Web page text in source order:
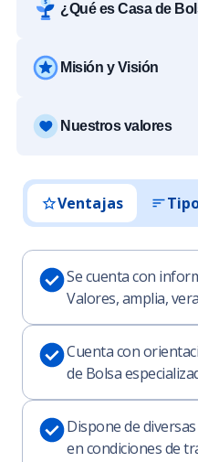
¿Qué es Casa de
Misión y Visión
Nuestros valores
Ventajas
Se cuenta con
Valores, amplia,
Cuenta con
de Bolsa
Dispone de
en condiciones de